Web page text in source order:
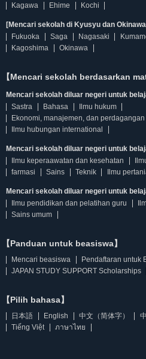
Kagawa
Ehime Kochi
[Mencari sekolah di Kyusyu dan
Fukuoka
Saga Nagasaki
Kagoshima
Okinawa
【Mencari sekolah berdasarkan
Mencari sekolah diluar negeri untuk
Sastra
Bahasa
Ilmu hukum
Ekonomi, manajemen, dan perdagangan
Ilmu hubungan international
Mencari sekolah diluar negeri untuk
Ilmu keperaawatan dan kesehatan
farmasi
Sains Teknik Ilmu
Mencari sekolah diluar negeri untuk
Ilmu pendidikan dan pelatihan guru
Sains umum
【Panduan untuk beasiswa】
Mencari beasiswa
Pendaftaran untuk
JAPAN STUDY SUPPORT Scholarships
【Pilih bahasa】
日本語 English 中文（简体字）
Tiếng Việt
ภาษาไทย